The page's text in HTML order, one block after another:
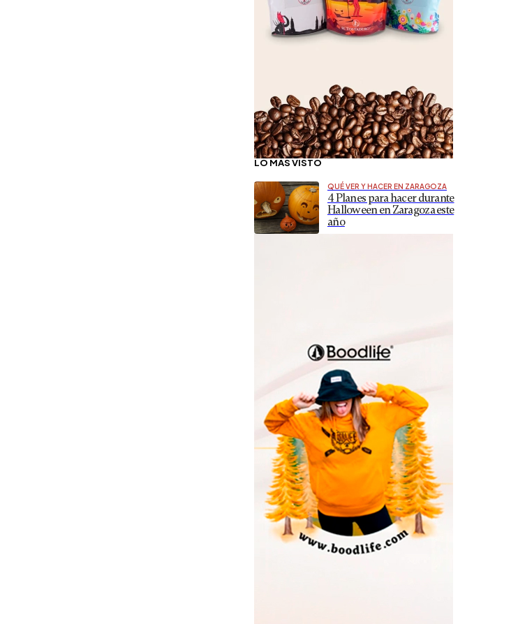
LO MÁS VISTO
QUÉ VER Y HACER EN ZARAGOZA
4 Planes para hacer durante
Halloween en Zaragoza este
año